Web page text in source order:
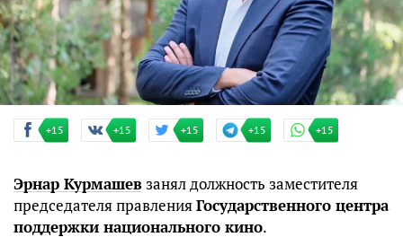
+15 +15 +15 +15 +15
Эрнар Курмашев занял должность заместителя
председателя правленияГосударственного центра
поддержки национального кино.